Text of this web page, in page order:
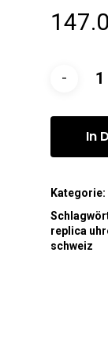
In
Kategorie:
replica
schweiz